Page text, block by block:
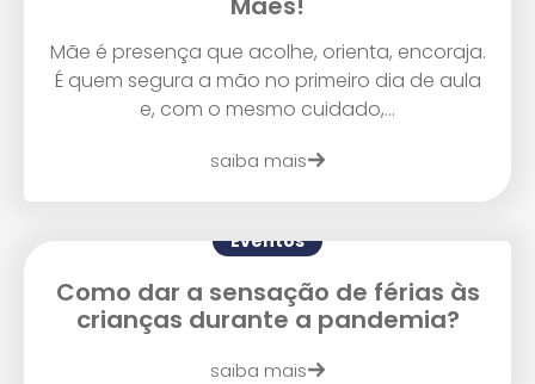
Mãe é presença que acolhe, orienta, encoraja.
É quem segura a mão no primeiro dia de aula
e, com o mesmo cuidado,...
saiba mais
Eventos
Como dar a sensação de férias às
crianças durante a pandemia?
saiba mais